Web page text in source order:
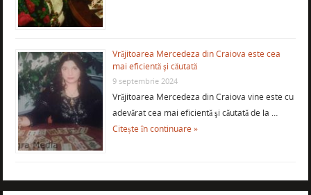
Vrăjitoarea Mercedeza din Craiova este cea
mai eficientă şi căutată
9 septembrie 2024
Vrăjitoarea Mercedeza din Craiova vine este cu
adevărat cea mai eficientă şi căutată de la …
Citește în continuare »